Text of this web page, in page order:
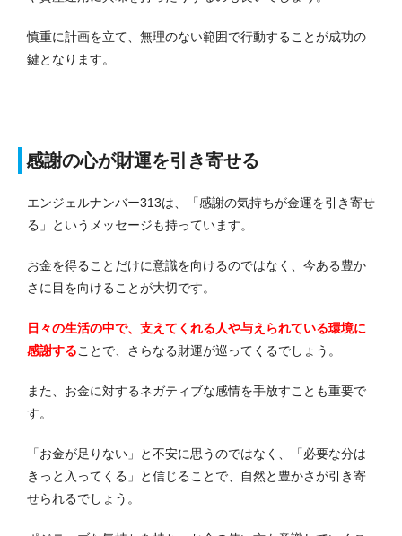
慎重に計画を立て、無理のない範囲で行動することが成功の
鍵となります。
感謝の心が財運を引き寄せる
エンジェルナンバー313は、「感謝の気持ちが金運を引き寄せ
る」というメッセージも持っています。
お金を得ることだけに意識を向けるのではなく、今ある豊か
さに目を向けることが大切です。
日々の生活の中で、支えてくれる人や与えられている環境に
感謝することで、さらなる財運が巡ってくるでしょう。
また、お金に対するネガティブな感情を手放すことも重要で
す。
「お金が足りない」と不安に思うのではなく、「必要な分は
きっと入ってくる」と信じることで、自然と豊かさが引き寄
せられるでしょう。